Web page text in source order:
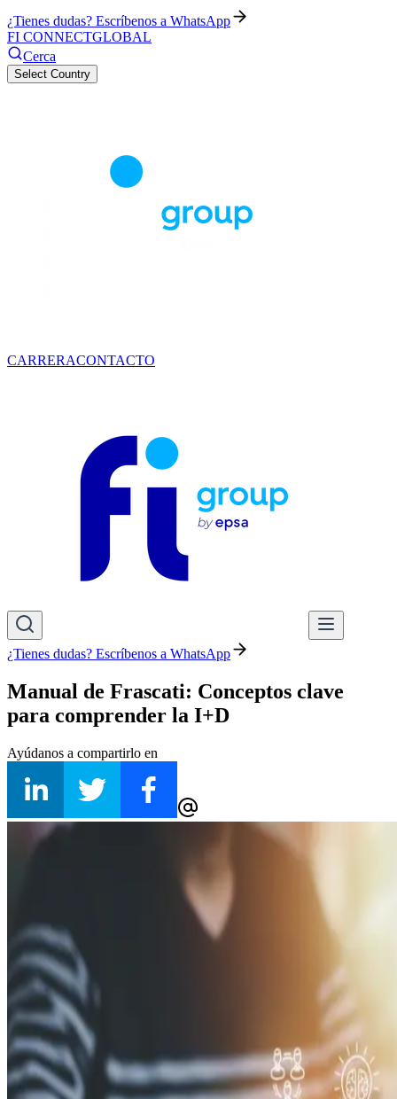
¿Tienes dudas? Escríbenos a WhatsApp
FI CONNECTGLOBAL
Cerca
Select Country
CARRERACONTACTO
¿Tienes dudas? Escríbenos a WhatsApp
Manual de Frascati: Conceptos clave
para comprender la I+D
Ayúdanos a compartirlo en